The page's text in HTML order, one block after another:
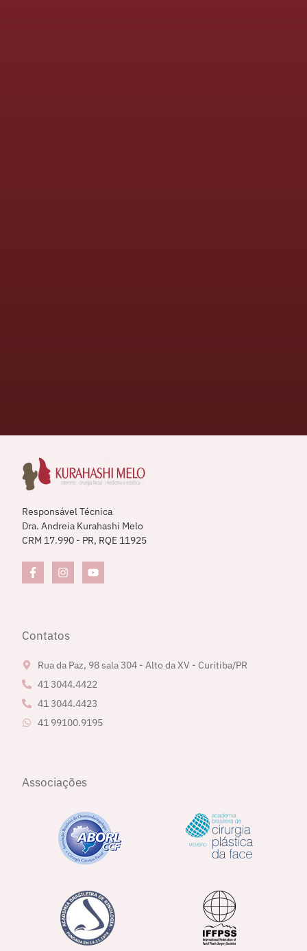
Responsável Técnica
Dra. Andreia Kurahashi Melo
CRM 17.990 - PR, RQE 11925
Contatos
Rua da Paz, 98 sala 304 - Alto da XV - Curitiba/PR
41 3044.4422
41 3044.4423
41 99100.9195
Associações